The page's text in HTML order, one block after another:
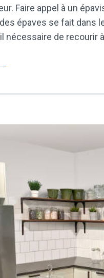
Faire appel à un
des épaves se fait
nécessaire de recourir